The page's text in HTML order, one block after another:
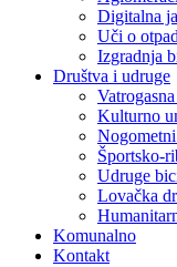
Digitalna
Uči o
Izgradnja
Društva i udruge
Kulturno
Športsko-
Udruge
Lovačka
Komunalno
Kontakt